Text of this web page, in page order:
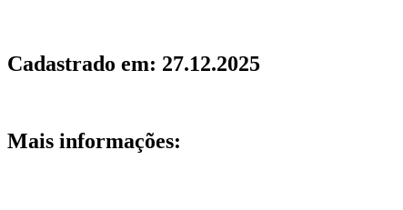
Cadastrado em: 27.12.2025
Mais informações: